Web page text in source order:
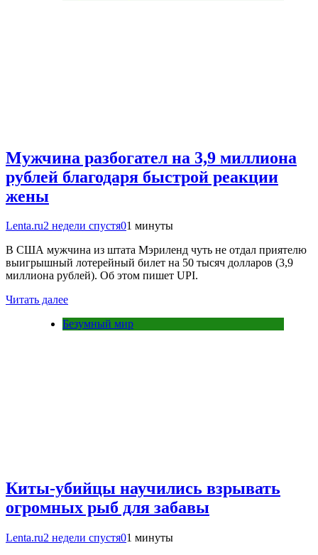
Мужчина разбогател на 3,9 миллиона
рублей благодаря быстрой реакции
жены
Lenta.ru2 недели спустя01 минуты
В США мужчина из штата Мэриленд чуть не отдал приятелю
выигрышный лотерейный билет на 50 тысяч долларов (3,9
миллиона рублей). Об этом пишет UPI.
Читать далее
Безумный мир
Киты-убийцы научились взрывать
огромных рыб для забавы
Lenta.ru2 недели спустя01 минуты